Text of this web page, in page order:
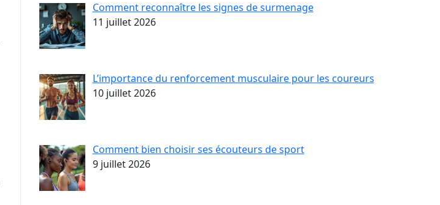
Comment reconnaître les signes de surmenage
11 juillet 2026
L’importance du renforcement musculaire pour les coureurs
10 juillet 2026
Comment bien choisir ses écouteurs de sport
9 juillet 2026